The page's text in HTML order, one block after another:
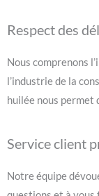
Respect des
Nous comprenons
l’industrie de la
huilée nous permet
Service client
Notre équipe